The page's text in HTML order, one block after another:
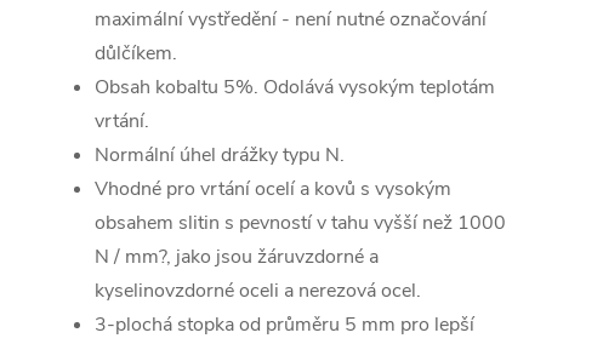
maximální vystředění - není nutné označování
důlčíkem.
Obsah kobaltu 5%. Odolává vysokým teplotám
vrtání.
Normální úhel drážky typu N.
Vhodné pro vrtání ocelí a kovů s vysokým
obsahem slitin s pevností v tahu vyšší než 1000
N / mm?, jako jsou žáruvzdorné a
kyselinovzdorné oceli a nerezová ocel.
3-plochá stopka od průměru 5 mm pro lepší